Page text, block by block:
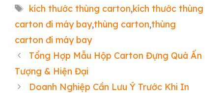
Thẻ
kích thước thùng carton,kích thước thùng
carton đi máy bay,thùng carton,thùng
carton đi máy bay
Tổng Hợp Mẫu Hộp Carton Đựng Quà Ấn
Tượng & Hiện Đại
Doanh Nghiệp Cần Lưu Ý Trước Khi In